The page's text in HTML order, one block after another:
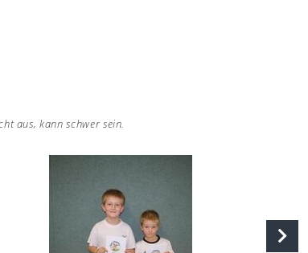
aus, kann schwer sein.